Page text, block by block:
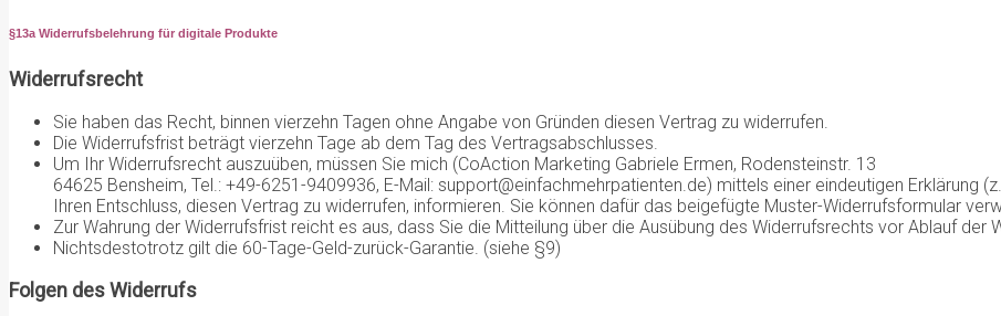
§13a Widerrufsbelehrung für digitale Produkte
Widerrufsrecht
Sie haben das Recht, binnen vierzehn Tagen ohne Angabe von Gründen diesen Vertrag zu widerrufen.
Die Widerrufsfrist beträgt vierzehn Tage ab dem Tag des Vertragsabschlusses.
Um Ihr Widerrufsrecht auszuüben, müssen Sie mich (CoAction Marketing Gabriele Ermen, Rodensteinstr. 13
64625 Bensheim, Tel.: +49-6251-9409936, E-Mail: support@einfachmehrpatienten.de) mittels einer eindeutigen Erklärung
Ihren Entschluss, diesen Vertrag zu widerrufen, informieren. Sie können dafür das beigefügte Muster-Widerrufsformular
Zur Wahrung der Widerrufsfrist reicht es aus, dass Sie die Mitteilung über die Ausübung des Widerrufsrechts vor Ablauf der
Nichtsdestotrotz gilt die 60-Tage-Geld-zurück-Garantie. (siehe §9)
Folgen des Widerrufs